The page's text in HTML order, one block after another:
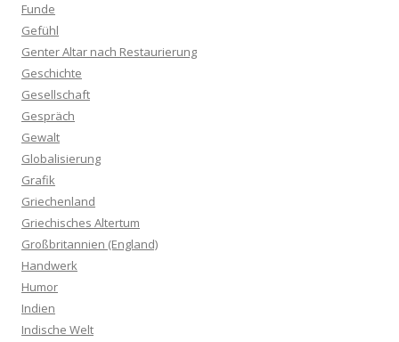
Funde
Gefühl
Genter Altar nach Restaurierung
Geschichte
Gesellschaft
Gespräch
Gewalt
Globalisierung
Grafik
Griechenland
Griechisches Altertum
Großbritannien (England)
Handwerk
Humor
Indien
Indische Welt